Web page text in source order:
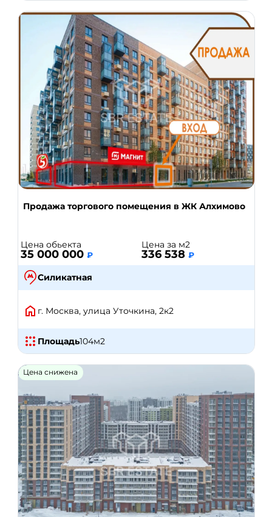
Продажа торгового помещения в ЖК Алхимово
Цена обьекта
35 000 000 ₽
Цена за м2
336 538 ₽
Силикатная
г. Москва, улица Уточкина, 2к2
Площадь104м2
Цена снижена